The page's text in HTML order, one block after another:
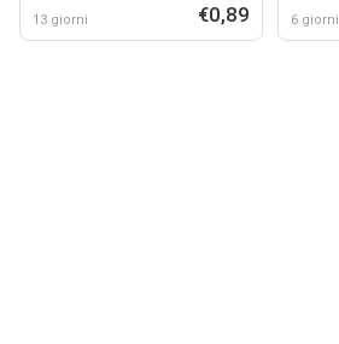
13 giorni €0,89 6 giorni